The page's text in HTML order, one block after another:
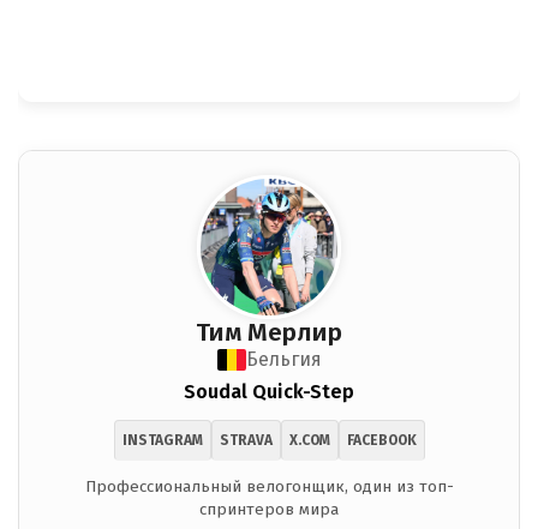
Тим Мерлир
Бельгия
Soudal Quick-Step
INSTAGRAM STRAVA X.COM FACEBOOK
Профессиональный велогонщик, один из топ-
спринтеров мира